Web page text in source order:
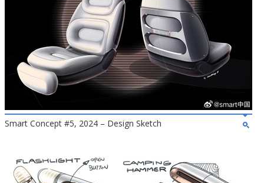
Smart Concept #5, 2024 – Design Sketch